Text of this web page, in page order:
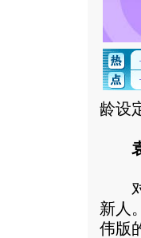
龄设
对
新人
伟版